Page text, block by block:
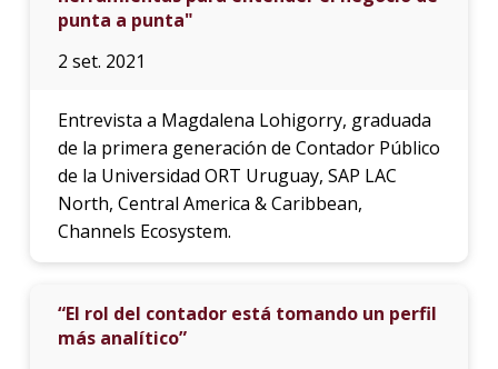
punta a punta"
2 set. 2021
Entrevista a Magdalena Lohigorry, graduada
de la primera generación de Contador Público
de la Universidad ORT Uruguay, SAP LAC
North, Central America & Caribbean,
Channels Ecosystem.
“El rol del contador está tomando un perfil
más analítico”